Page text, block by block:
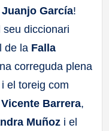
Juanjo García!
diccionari
de la Falla
correguda plena
el toreig com
Vicente Barrera,
Muñoz i el